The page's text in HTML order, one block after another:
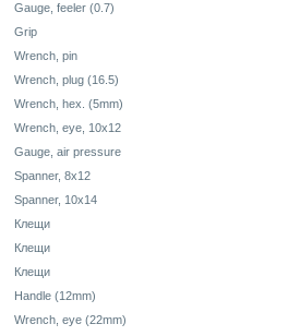
Gauge, feeler (0.7)
Grip
Wrench, pin
Wrench, plug (16.5)
Wrench, hex. (5mm)
Wrench, eye, 10x12
Gauge, air pressure
Spanner, 8x12
Spanner, 10x14
Клещи
Клещи
Клещи
Handle (12mm)
Wrench, eye (22mm)